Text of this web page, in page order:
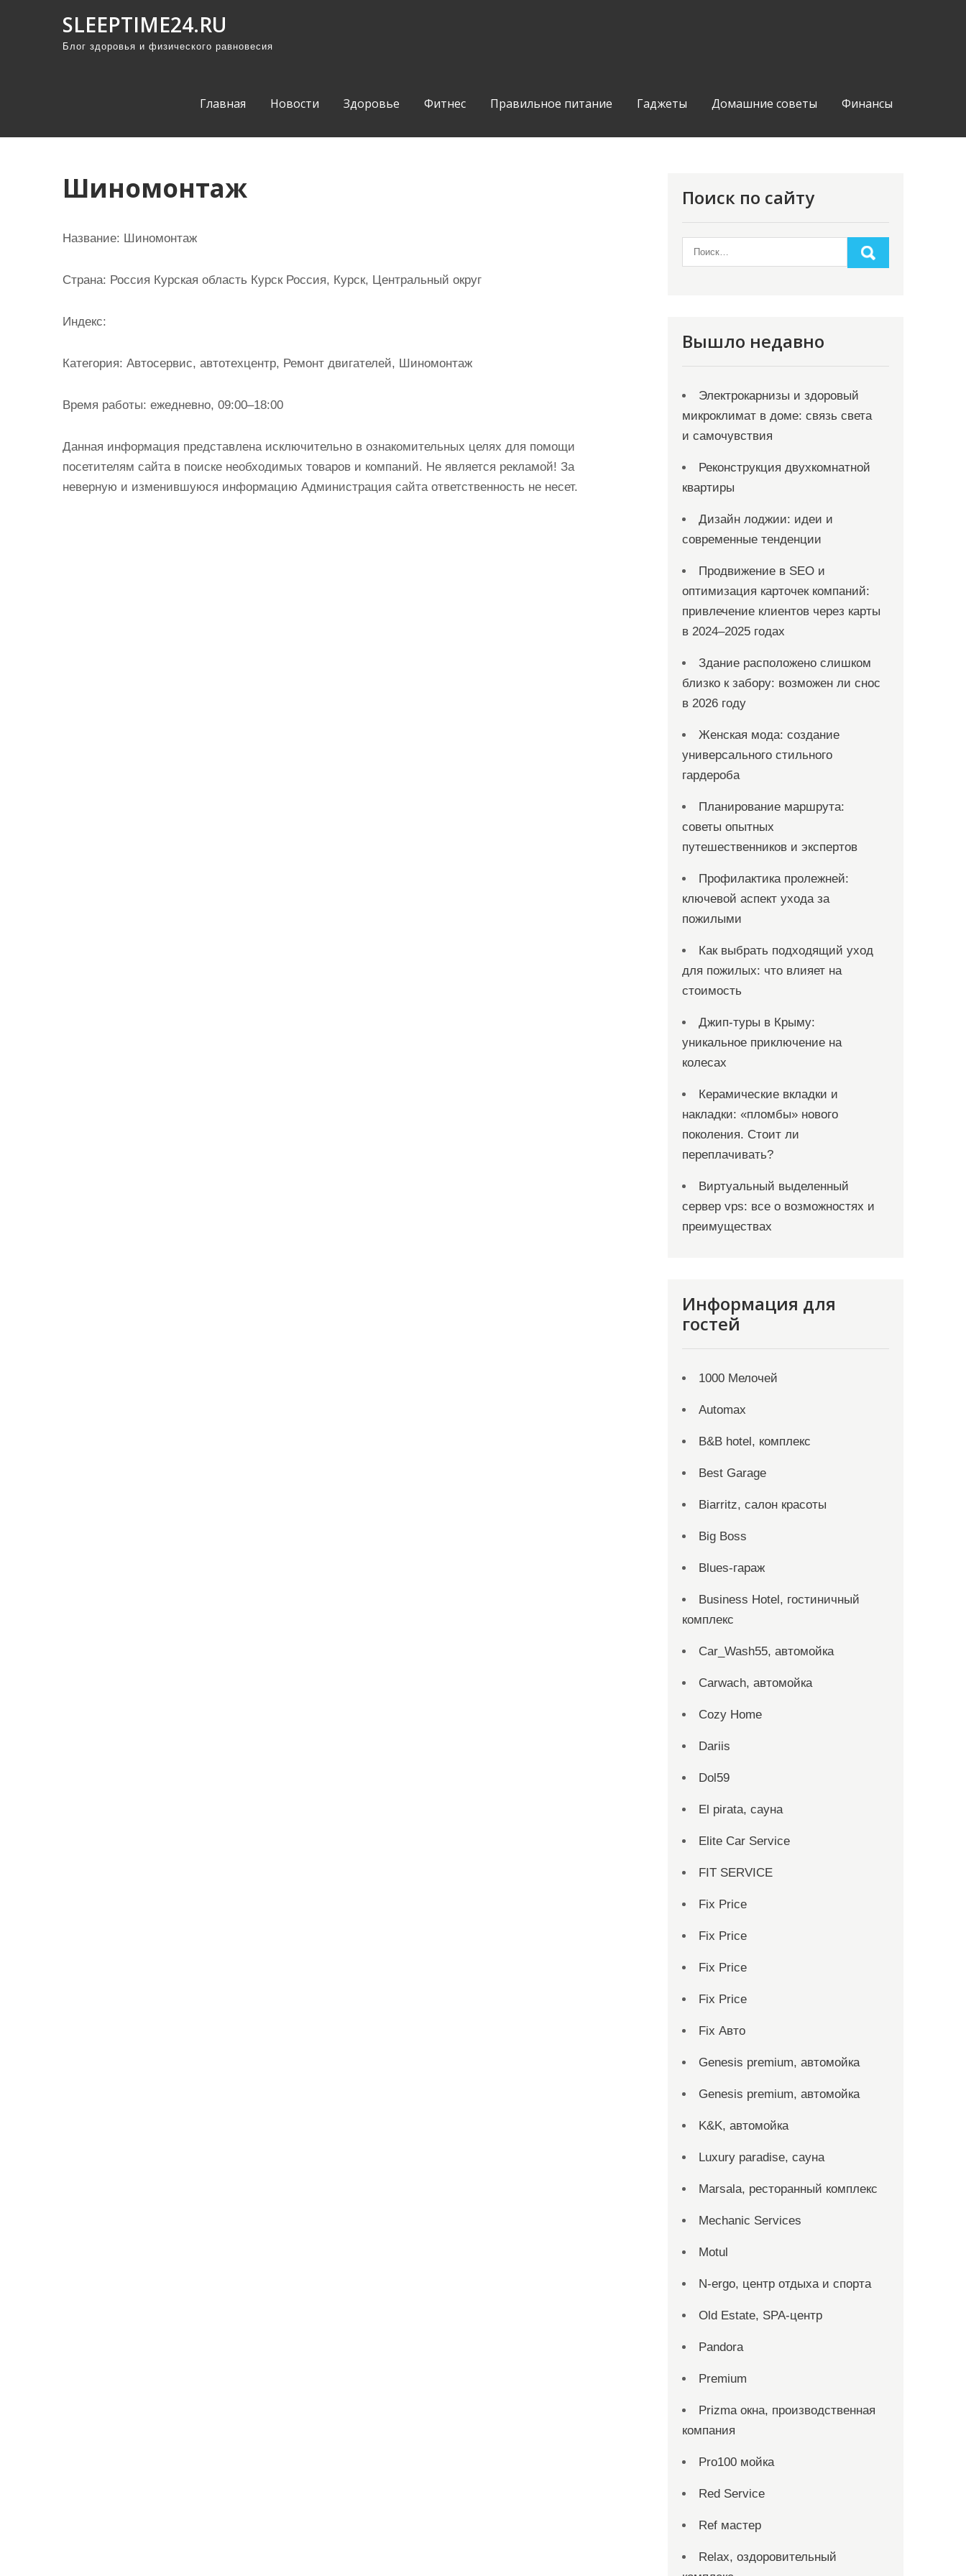
SLEEPTIME24.RU
Блог здоровья и физического равновесия
Главная Новости Здоровье Фитнес Правильное питание Гаджеты Домашние советы Финансы
Шиномонтаж
Название: Шиномонтаж
Страна: Россия Курская область Курск Россия, Курск, Центральный округ
Индекс:
Категория: Автосервис, автотехцентр, Ремонт двигателей, Шиномонтаж
Время работы: ежедневно, 09:00–18:00
Данная информация представлена исключительно в ознакомительных целях для помощи
посетителям сайта в поиске необходимых товаров и компаний. Не является рекламой! За
неверную и изменившуюся информацию Администрация сайта ответственность не несет.
Поиск по сайту
Вышло недавно
Электрокарнизы и здоровый
микроклимат в доме: связь света
и самочувствия
Реконструкция двухкомнатной
квартиры
Дизайн лоджии: идеи и
современные тенденции
Продвижение в SEO и
оптимизация карточек компаний:
привлечение клиентов через карты
в 2024–2025 годах
Здание расположено слишком
близко к забору: возможен ли снос
в 2026 году
Женская мода: создание
универсального стильного
гардероба
Планирование маршрута:
советы опытных
путешественников и экспертов
Профилактика пролежней:
ключевой аспект ухода за
пожилыми
Как выбрать подходящий уход
для пожилых: что влияет на
стоимость
Джип-туры в Крыму:
уникальное приключение на
колесах
Керамические вкладки и
накладки: «пломбы» нового
поколения. Стоит ли
переплачивать?
Виртуальный выделенный
сервер vps: все о возможностях и
преимуществах
Информация для
гостей
1000 Мелочей
Automax
B&B hotel, комплекс
Best Garage
Biarritz, салон красоты
Big Boss
Blues-гараж
Business Hotel, гостиничный
комплекс
Car_Wash55, автомойка
Carwach, автомойка
Cozy Home
Dariis
Dol59
El pirata, сауна
Elite Car Service
FIT SERVICE
Fix Price
Fix Price
Fix Price
Fix Price
Fix Авто
Genesis premium, автомойка
Genesis premium, автомойка
K&K, автомойка
Luxury paradise, сауна
Marsala, ресторанный комплекс
Mechanic Services
Motul
N-ergo, центр отдыха и спорта
Old Estate, SPA-центр
Pandora
Premium
Prizma окна, производственная
компания
Pro100 мойка
Red Service
Ref мастер
Relax, оздоровительный